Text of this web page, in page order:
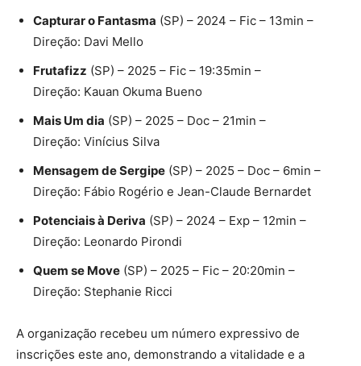
Capturar o Fantasma (SP) – 2024 – Fic – 13min –
Direção: Davi Mello
Frutafizz (SP) – 2025 – Fic – 19:35min –
Direção: Kauan Okuma Bueno
Mais Um dia (SP) – 2025 – Doc – 21min –
Direção: Vinícius Silva
Mensagem de Sergipe (SP) – 2025 – Doc – 6min –
Direção: Fábio Rogério e Jean-Claude Bernardet
Potenciais à Deriva (SP) – 2024 – Exp – 12min –
Direção: Leonardo Pirondi
Quem se Move (SP) – 2025 – Fic – 20:20min –
Direção: Stephanie Ricci
A organização recebeu um número expressivo de
inscrições este ano, demonstrando a vitalidade e a